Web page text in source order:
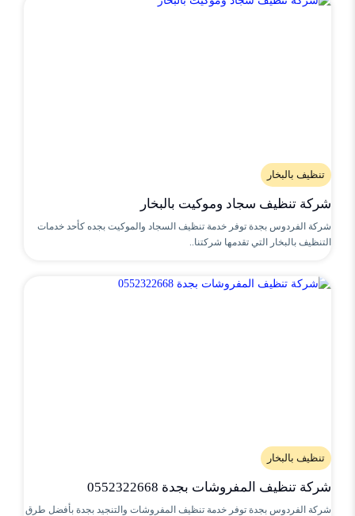
تنظيف بالبخار
شركة تنظيف سجاد وموكيت بالبخار
شركة الفردوس بجدة توفر خدمة تنظيف السجاد والموكيت بجده كأحد خدمات
التنظيف بالبخار التي تقدمها شركتنا..
تنظيف بالبخار
شركة تنظيف المفروشات بجدة 0552322668
شركة الفردوس بجدة توفر خدمة تنظيف المفروشات والتنجيد بجدة بأفضل طرق